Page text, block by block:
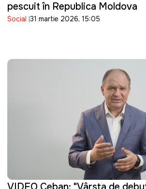
pescuit în Republica Moldova
Social 31 martie 2026, 15:05